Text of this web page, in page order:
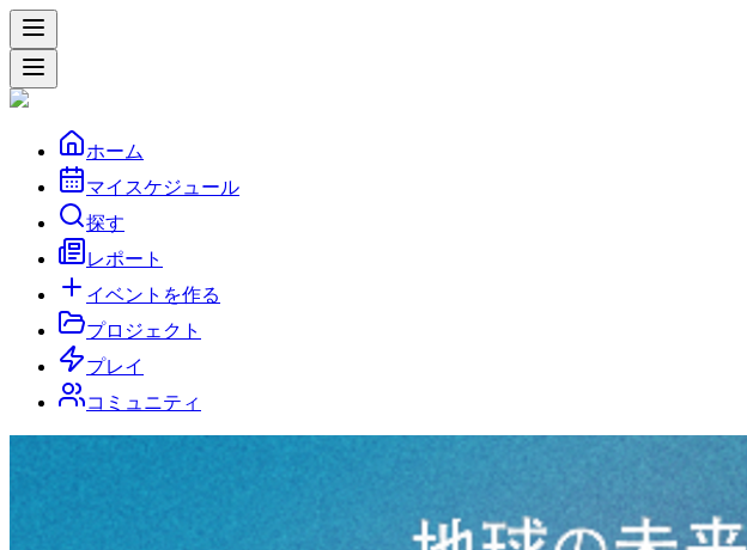
ホーム
マイスケジュール
探す
レポート
イベントを作る
プロジェクト
プレイ
コミュニティ